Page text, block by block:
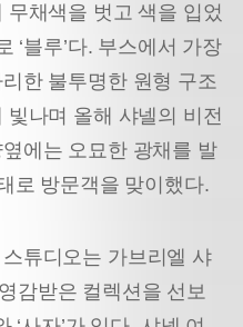
채색을 벗고 색을 입었
‘블루’다. 부스에서 가장
한 불투명한 원형 구조
나며 올해 샤넬의 비전
에는 오묘한 광채를 발
로 방문객을 맞이했다.
튜디오는 가브리엘 샤
감받은 컬렉션을 선보